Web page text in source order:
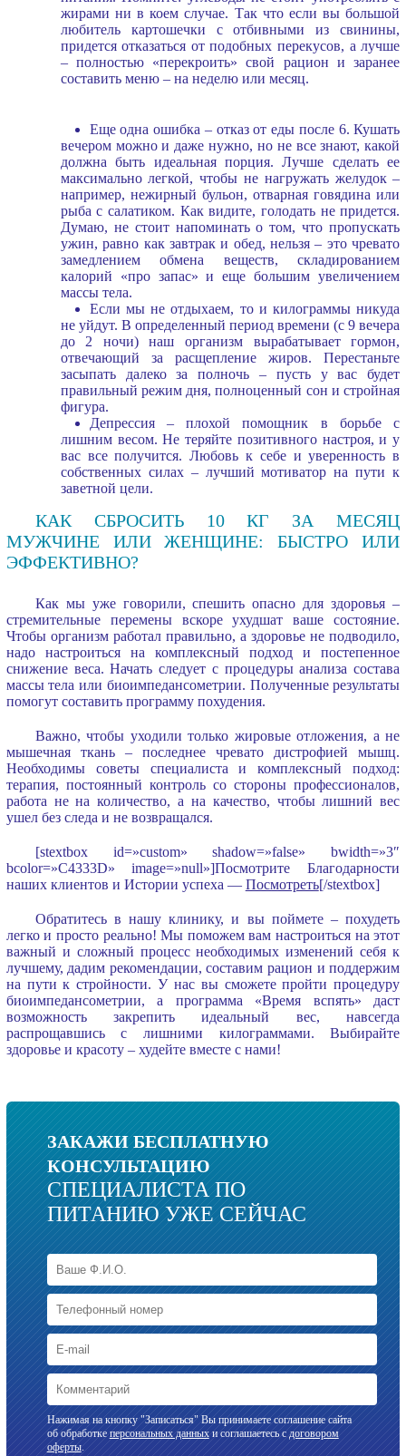
жирами ни в коем случае. Так что если вы большой
любитель картошечки с отбивными из свинины,
придется отказаться от подобных перекусов, а лучше
– полностью «перекроить» свой рацион и заранее
составить меню – на неделю или месяц.
Еще одна ошибка – отказ от еды после 6. Кушать
вечером можно и даже нужно, но не все знают, какой
должна быть идеальная порция. Лучше сделать ее
максимально легкой, чтобы не нагружать желудок –
например, нежирный бульон, отварная говядина или
рыба с салатиком. Как видите, голодать не придется.
Думаю, не стоит напоминать о том, что пропускать
ужин, равно как завтрак и обед, нельзя – это чревато
замедлением обмена веществ, складированием
калорий «про запас» и еще большим увеличением
массы тела.
Если мы не отдыхаем, то и килограммы никуда
не уйдут. В определенный период времени (с 9 вечера
до 2 ночи) наш организм вырабатывает гормон,
отвечающий за расщепление жиров. Перестаньте
засыпать далеко за полночь – пусть у вас будет
правильный режим дня, полноценный сон и стройная
фигура.
Депрессия – плохой помощник в борьбе с
лишним весом. Не теряйте позитивного настроя, и у
вас все получится. Любовь к себе и уверенность в
собственных силах – лучший мотиватор на пути к
заветной цели.
КАК СБРОСИТЬ 10 КГ ЗА МЕСЯЦ
МУЖЧИНЕ ИЛИ ЖЕНЩИНЕ: БЫСТРО ИЛИ
ЭФФЕКТИВНО?
Как мы уже говорили, спешить опасно для здоровья –
стремительные перемены вскоре ухудшат ваше состояние.
Чтобы организм работал правильно, а здоровье не подводило,
надо настроиться на комплексный подход и постепенное
снижение веса. Начать следует с процедуры анализа состава
массы тела или биоимпедансометрии. Полученные результаты
помогут составить программу похудения.
Важно, чтобы уходили только жировые отложения, а не
мышечная ткань – последнее чревато дистрофией мышц.
Необходимы советы специалиста и комплексный подход:
терапия, постоянный контроль со стороны профессионалов,
работа не на количество, а на качество, чтобы лишний вес
ушел без следа и не возвращался.
[stextbox id=»custom» shadow=»false» bwidth=»3″
bcolor=»C4333D» image=»null»]Посмотрите Благодарности
наших клиентов и Истории успеха — Посмотреть[/stextbox]
Обратитесь в нашу клинику, и вы поймете – похудеть
легко и просто реально! Мы поможем вам настроиться на этот
важный и сложный процесс необходимых изменений себя к
лучшему, дадим рекомендации, составим рацион и поддержим
на пути к стройности. У нас вы сможете пройти процедуру
биоимпедансометрии, а программа «Время вспять» даст
возможность закрепить идеальный вес, навсегда
распрощавшись с лишними килограммами. Выбирайте
здоровье и красоту – худейте вместе с нами!
ЗАКАЖИ БЕСПЛАТНУЮ
КОНСУЛЬТАЦИЮ
СПЕЦИАЛИСТА ПО
ПИТАНИЮ УЖЕ СЕЙЧАС
Нажимая на кнопку "Записаться" Вы принимаете соглашение сайта
об обработке персональных данныхи соглашаетесь с договором
оферты.